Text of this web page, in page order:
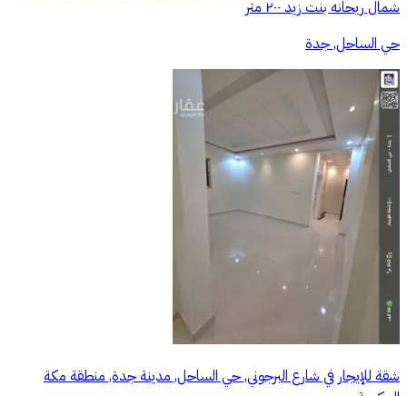
شمال ريحانه بنت زيد ٢٠٠ متر
حي الساحل, جدة
شقة للإيجار في شارع البرجوني, حي الساحل, مدينة جدة, منطقة مكة